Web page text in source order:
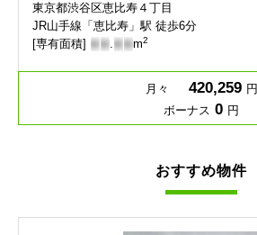
東京都渋谷区恵比寿４丁目
JR山手線「恵比寿」駅 徒歩6分
[専有面積] - - .- - m2
月々 420,259 円
ボーナス 0 円
おすすめ物件